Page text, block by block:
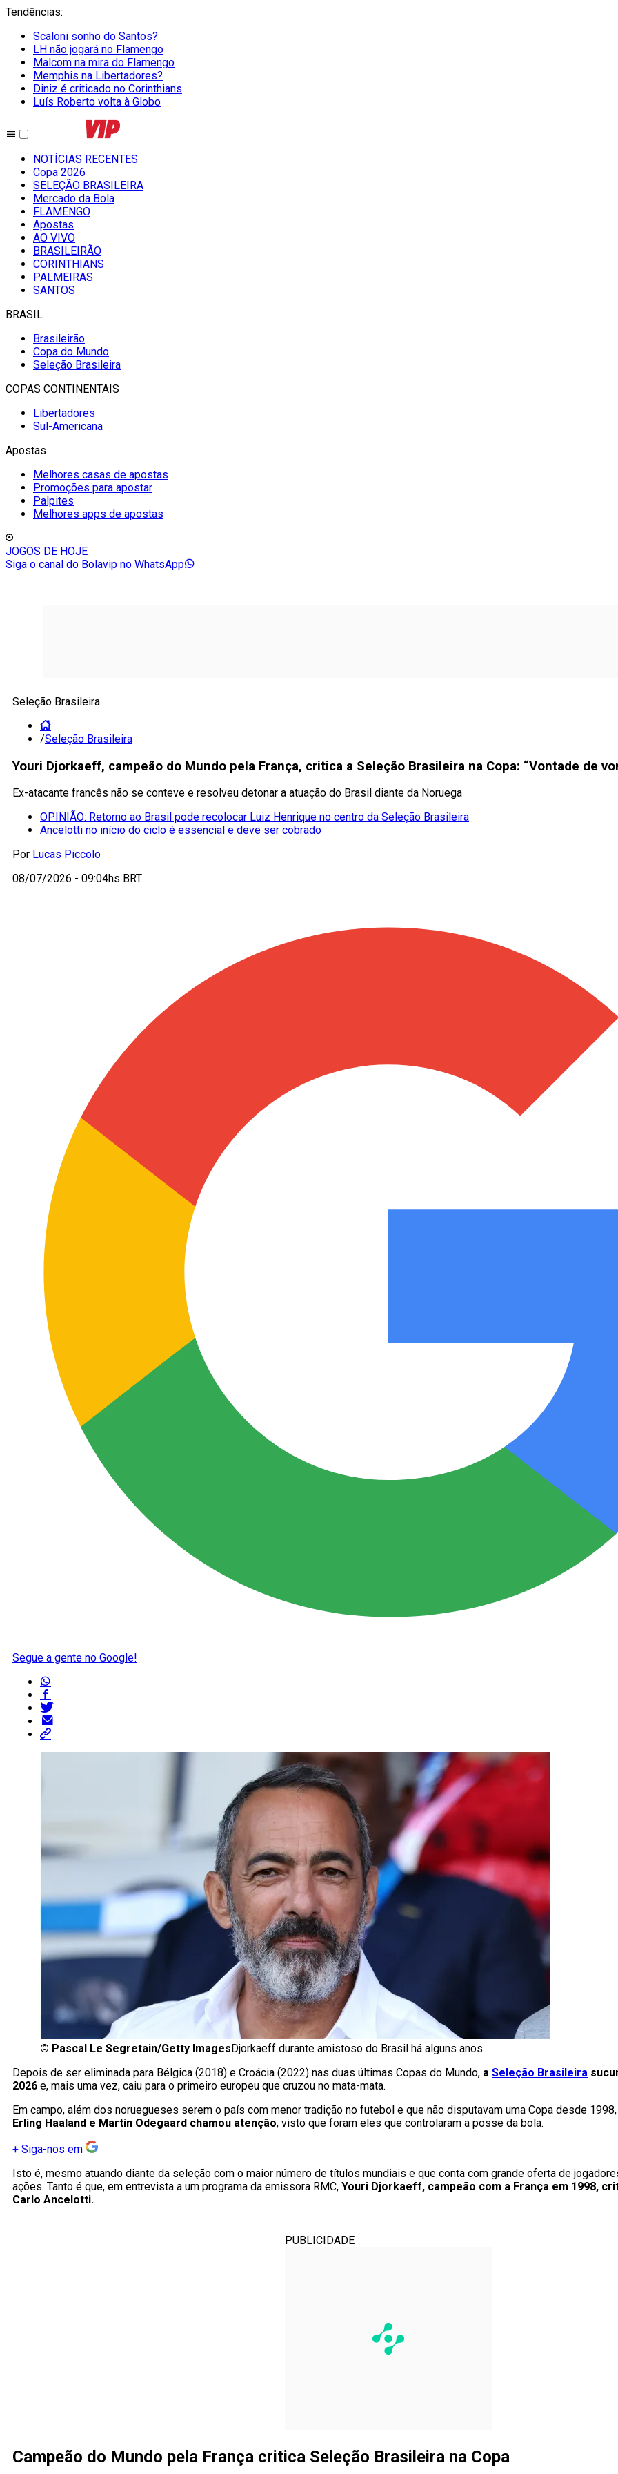
Tendências:
Scaloni sonho do Santos?
LH não jogará no Flamengo
Malcom na mira do Flamengo
Memphis na Libertadores?
Diniz é criticado no Corinthians
Luís Roberto volta à Globo
NOTÍCIAS RECENTES
Copa 2026
SELEÇÃO BRASILEIRA
Mercado da Bola
FLAMENGO
Apostas
AO VIVO
BRASILEIRÃO
CORINTHIANS
PALMEIRAS
SANTOS
BRASIL
Brasileirão
Copa do Mundo
Seleção Brasileira
COPAS CONTINENTAIS
Libertadores
Sul-Americana
Apostas
Melhores casas de apostas
Promoções para apostar
Palpites
Melhores apps de apostas
JOGOS DE HOJE
Siga o canal do Bolavip no WhatsApp
Seleção Brasileira
/Seleção Brasileira
Youri Djorkaeff, campeão do Mundo pela França, critica a Seleção Brasileira na Copa: “Vontade de
Ex-atacante francês não se conteve e resolveu detonar a atuação do Brasil diante da Noruega
OPINIÃO: Retorno ao Brasil pode recolocar Luiz Henrique no centro da Seleção Brasileira
Ancelotti no início do ciclo é essencial e deve ser cobrado
Por Lucas Piccolo
08/07/2026 - 09:04hs BRT
Segue a gente no Google!
© Pascal Le Segretain/Getty Images Djorkaeff durante amistoso do Brasil há alguns anos
Depois de ser eliminada para Bélgica (2018) e Croácia (2022) nas duas últimas Copas do Mundo, a Seleção Brasileira
2026 e, mais uma vez, caiu para o primeiro europeu que cruzou no mata-mata.
Em campo, além dos noruegueses serem o país com menor tradição no futebol e que não disputavam uma Copa desde 1998,
Erling Haaland e Martin Odegaard chamou atenção, visto que foram eles que controlaram a posse da bola.
+ Siga-nos em
Isto é, mesmo atuando diante da seleção com o maior número de títulos mundiais e que conta com grande oferta de
ações. Tanto é que, em entrevista a um programa da emissora RMC, Youri Djorkaeff, campeão com a França em 1998,
Carlo Ancelotti.
PUBLICIDADE
Campeão do Mundo pela França critica Seleção Brasileira na Copa